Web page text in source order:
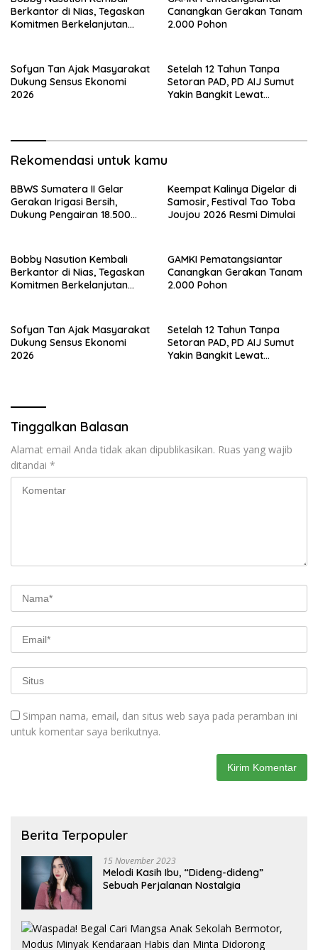
Berkantor di Nias, Tegaskan
Komitmen Berkelanjutan
Canangkan Gerakan Tanam
2.000 Pohon
Sofyan Tan Ajak Masyarakat
Dukung Sensus Ekonomi
2026
Setelah 12 Tahun Tanpa
Setoran PAD, PD AIJ Sumut
Yakin Bangkit Lewat
Rekomendasi untuk kamu
BBWS Sumatera II Gelar
Gerakan Irigasi Bersih,
Dukung Pengairan 18.500
Keempat Kalinya Digelar di
Samosir, Festival Tao Toba
Joujou 2026 Resmi Dimulai
Bobby Nasution Kembali
Berkantor di Nias, Tegaskan
Komitmen Berkelanjutan
GAMKI Pematangsiantar
Canangkan Gerakan Tanam
2.000 Pohon
Sofyan Tan Ajak Masyarakat
Dukung Sensus Ekonomi
2026
Setelah 12 Tahun Tanpa
Setoran PAD, PD AIJ Sumut
Yakin Bangkit Lewat
Tinggalkan Balasan
Alamat email Anda tidak akan dipublikasikan. Ruas yang wajib
ditandai *
Simpan nama, email, dan situs web saya pada peramban ini
untuk komentar saya berikutnya.
Berita Terpopuler
15 November 2023
Melodi Kasih Ibu, “Dideng-dideng”
Sebuah Perjalanan Nostalgia